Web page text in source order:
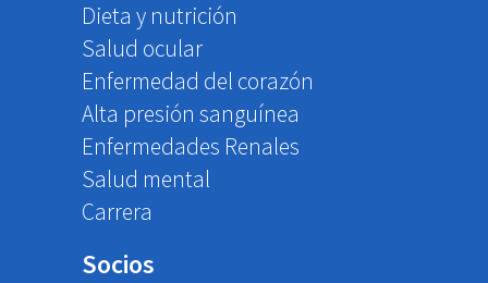
Dieta y nutrición
Salud ocular
Enfermedad del corazón
Alta presión sanguínea
Enfermedades Renales
Salud mental
Carrera
Socios